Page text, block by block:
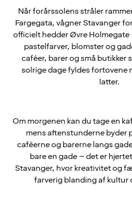
Når forårssolens stråler
Fargegata, vågner Stavanger
officielt hedder Øvre Holmegate
pastelfarver, blomster og
caféer, barer og små butikker
solrige dage fyldes fortovene
latter.
Om morgenen kan du tage en
mens aftenstunderne byder
caféerne og barerne langs
bare en gade – det er
Stavanger, hvor kreativitet og
farverig blanding af kultur